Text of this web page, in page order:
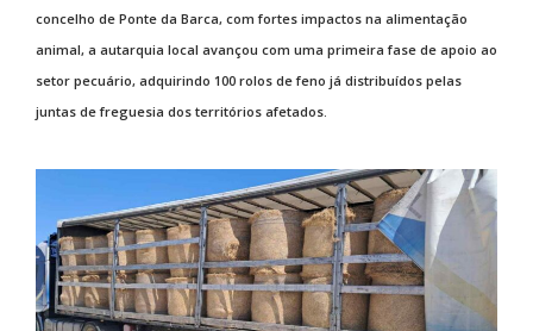
concelho de Ponte da Barca, com fortes impactos na alimentação
animal, a autarquia local avançou com uma primeira fase de apoio ao
setor pecuário, adquirindo 100 rolos de feno já distribuídos pelas
juntas de freguesia dos territórios afetados.